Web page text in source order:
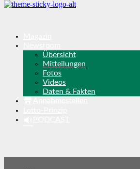
Übersicht
Mitteilungen
Fotos
Videos
Daten & Fakten